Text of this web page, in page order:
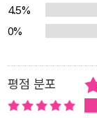
야기를 담은 이 작
라 크루, 혹은 민친
소설이었다. 이후
드웨이에서 공연되
시 장편소설로 쓰여
션 등 다양한 장르로
4.5%
0%
평점 분포